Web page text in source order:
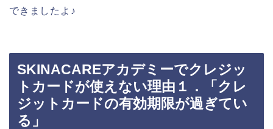
できましたよ♪
SKINACAREアカデミーでクレジッ
トカードが使えない理由１．「クレ
ジットカードの有効期限が過ぎてい
る」